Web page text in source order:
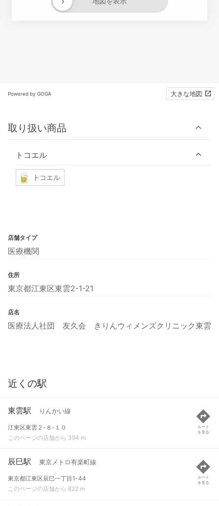
Powered by GOGA 大きな地図
取り扱い商品
トコエル
トコエル
店舗タイプ
医療機関
住所
東京都江東区東雲2-1-21
店名
医療法人社団 友久会 きりんウィメンズクリニック東雲
近くの駅
東雲駅 りんかい線
江東区東雲２-８-１０
このページの店舗から 394 m
ルート
を見る
辰巳駅 東京メトロ有楽町線
東京都江東区辰巳一丁目1-44
このページの店舗から 822 m
ルート
を見る